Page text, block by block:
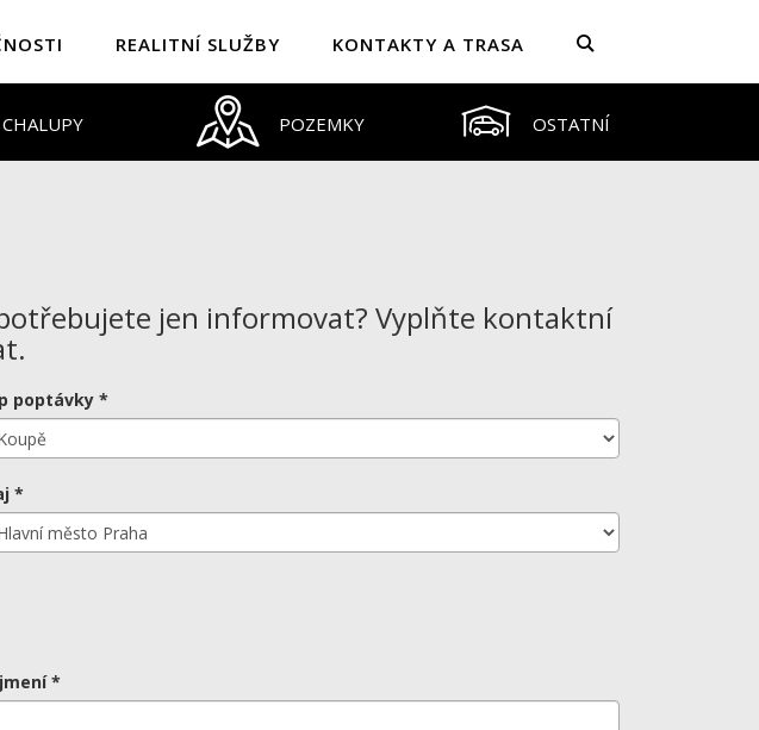
REALITNÍ SLUŽBY KONTAKTY A TRASA
POZEMKY OSTATNÍ
jen informovat? Vyplňte kontaktní
poptávky *
*
*